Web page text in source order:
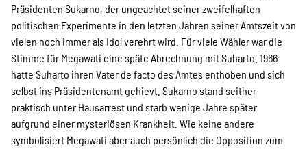
Präsidenten Sukarno, der ungeachtet seiner zweifelhaften
politischen Experimente in den letzten Jahren seiner Amtszeit von
vielen noch immer als Idol verehrt wird. Für viele Wähler war die
Stimme für Megawati eine späte Abrechnung mit Suharto. 1966
hatte Suharto ihren Vater de facto des Amtes enthoben und sich
selbst ins Präsidentenamt gehievt. Sukarno stand seither
praktisch unter Hausarrest und starb wenige Jahre später
aufgrund einer mysteriösen Krankheit. Wie keine andere
symbolisiert Megawati aber auch persönlich die Opposition zum